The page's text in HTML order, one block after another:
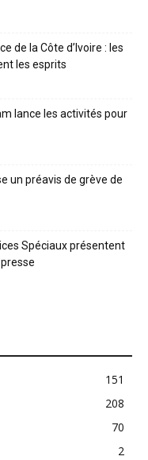
de la Côte d’Ivoire : les
les esprits
lance les activités pour
un préavis de grève de
Spéciaux présentent
151
208
70
2